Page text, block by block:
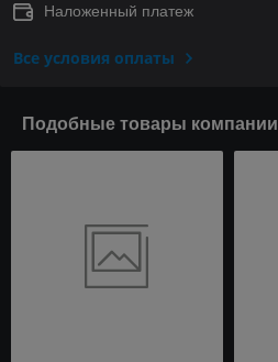
Наложенный платеж
Все условия оплаты
Подобные товары компании